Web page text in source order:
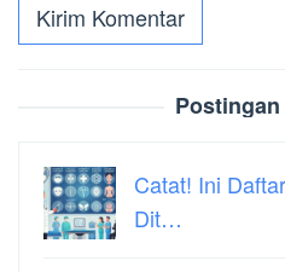
Catat! Ini
Dit…